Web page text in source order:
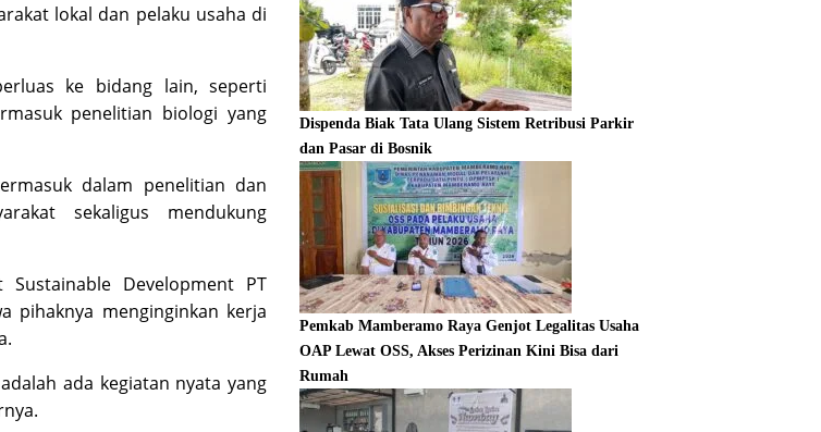
lokal dan pelaku usaha di
ke bidang lain, seperti
penelitian biologi yang
dalam penelitian dan
sekaligus mendukung
Development PT
pihaknya menginginkan kerja
ada kegiatan nyata yang
Dispenda Biak Tata Ulang Sistem Retribusi Parkir
dan Pasar di Bosnik
Pemkab Mamberamo Raya Genjot Legalitas Usaha
OAP Lewat OSS, Akses Perizinan Kini Bisa dari
Rumah